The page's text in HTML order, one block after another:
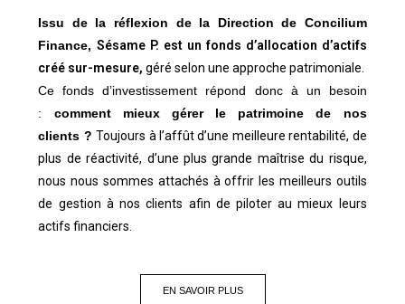
Issu de la réflexion de la Direction de Concilium
Finance,Sésame P. est un fonds d’allocation d’actifs
créé sur-mesure,géré selon une approche patrimoniale.
Ce fonds d’investissement répond donc à un besoin
: comment mieux gérer le patrimoine de nos
clients ?Toujours à l’affût d’une meilleure rentabilité, de
plus de réactivité, d’une plus grande maîtrise du risque,
nous nous sommes attachés à offrir les meilleurs outils
de gestion à nos clients afin de piloter au mieux leurs
actifs financiers.
EN SAVOIR PLUS